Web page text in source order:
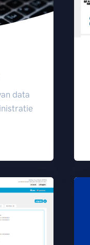
data